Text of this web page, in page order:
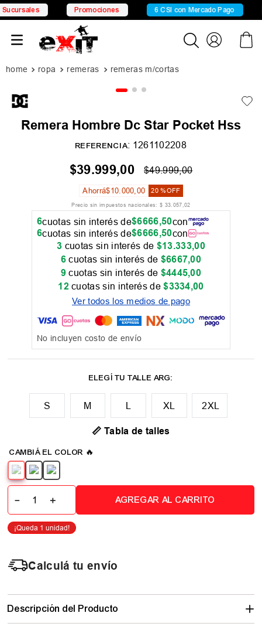
Promociones 6 CSI con Mercado Pago
ropa remeras remeras m/cortas
Remera Hombre Dc Star Pocket Hss
REFERENCIA: 1261102208
$39.999,00 $49.999,00
Ahorrá$10.000,00 20 %OFF
Precio sin impuestos nacionales: $ 33.057,02
6cuotas sin interés de$6666,50con
6cuotas sin interés de$6666,50con
3 cuotas sin interés de $13.333,00
6 cuotas sin interés de $6667,00
9 cuotas sin interés de $4445,00
12 cuotas sin interés de$3334,00
Ver todos los medios de pago
No incluyen costo de envío
M XL 2XL
📏 Tabla de talles
＋
－ AGREGAR AL CARRITO
Calculá tu envío
Descripción del Producto